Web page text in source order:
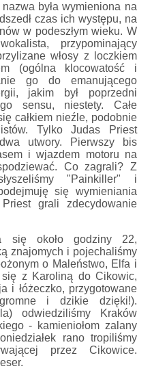
była wymieniona na
czas ich występu, na
w podeszłym wieku. W
przypominający
włosy z loczkiem
(ogólna klocowatość i
go do emanującego
jakim był poprzedni
sensu, niestety. Całe
całkiem nieźle, podobnie
Tylko Judas Priest
utwory. Pierwszy bis
i wjazdem motoru na
Co zagrali? Z
"Painkiller" i
się wymieniania
grali zdecydowanie
się około godziny 22,
znajomych i pojechaliśmy
o Maleństwo, Elfa i
się z Karoliną do Cikowic,
i łóżeczko, przygotowane
i dzikie dzięki!).
odwiedziliśmy Kraków
- kamieniołom zalany
rano tropiliśmy
przez Cikowice.